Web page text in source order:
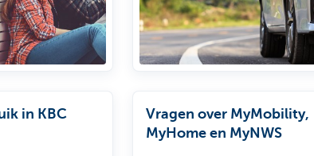
in KBC
Vragen over MyMobility,
MyHome en MyNWS